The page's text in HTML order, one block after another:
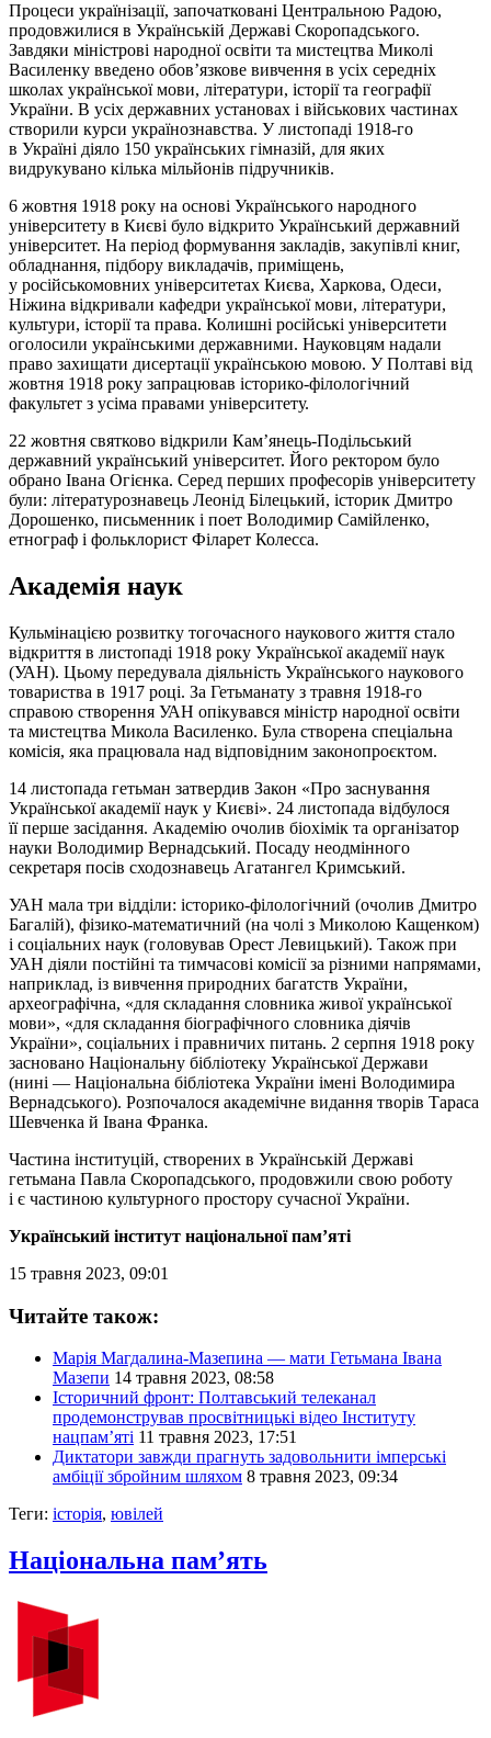
Процеси українізації, започатковані Центральною Радою,
продовжилися в Українській Державі Скоропадського.
Завдяки міністрові народної освіти та мистецтва Миколі
Василенку введено обов’язкове вивчення в усіх середніх
школах української мови, літератури, історії та географії
України. В усіх державних установах і військових частинах
створили курси українознавства. У листопаді 1918-го
в Україні діяло 150 українських гімназій, для яких
видрукувано кілька мільйонів підручників.
6 жовтня 1918 року на основі Українського народного
університету в Києві було відкрито Український державний
університет. На період формування закладів, закупівлі книг,
обладнання, підбору викладачів, приміщень,
у російськомовних університетах Києва, Харкова, Одеси,
Ніжина відкривали кафедри української мови, літератури,
культури, історії та права. Колишні російські університети
оголосили українськими державними. Науковцям надали
право захищати дисертації українською мовою. У Полтаві від
жовтня 1918 року запрацював історико-філологічний
факультет з усіма правами університету.
22 жовтня святково відкрили Кам’янець-Подільський
державний український університет. Його ректором було
обрано Івана Огієнка. Серед перших професорів університету
були: літературознавець Леонід Білецький, історик Дмитро
Дорошенко, письменник і поет Володимир Самійленко,
етнограф і фольклорист Філарет Колесса.
Академія наук
Кульмінацією розвитку тогочасного наукового життя стало
відкриття в листопаді 1918 року Української академії наук
(УАН). Цьому передувала діяльність Українського наукового
товариства в 1917 році. За Гетьманату з травня 1918-го
справою створення УАН опікувався міністр народної освіти
та мистецтва Микола Василенко. Була створена спеціальна
комісія, яка працювала над відповідним законопроєктом.
14 листопада гетьман затвердив Закон «Про заснування
Української академії наук у Києві». 24 листопада відбулося
її перше засідання. Академію очолив біохімік та організатор
науки Володимир Вернадський. Посаду неодмінного
секретаря посів сходознавець Агатангел Кримський.
УАН мала три відділи: історико-філологічний (очолив Дмитро
Багалій), фізико-математичний (на чолі з Миколою Кащенком)
і соціальних наук (головував Орест Левицький). Також при
УАН діяли постійні та тимчасові комісії за різними напрямами,
наприклад, із вивчення природних багатств України,
археографічна, «для складання словника живої української
мови», «для складання біографічного словника діячів
України», соціальних і правничих питань. 2 серпня 1918 року
засновано Національну бібліотеку Української Держави
(нині — Національна бібліотека України імені Володимира
Вернадського). Розпочалося академічне видання творів Тараса
Шевченка й Івана Франка.
Частина інституцій, створених в Українській Державі
гетьмана Павла Скоропадського, продовжили свою роботу
і є частиною культурного простору сучасної України.
Український інститут національної пам’яті
15 травня 2023, 09:01
Читайте також:
Марія Магдалина-Мазепина — мати Гетьмана Івана
Мазепи 14 травня 2023, 08:58
Історичний фронт: Полтавський телеканал
продемонстрував просвітницькі відео Інституту
нацпам’яті 11 травня 2023, 17:51
Диктатори завжди прагнуть задовольнити імперські
амбіції збройним шляхом 8 травня 2023, 09:34
Теги: історія, ювілей
Національна пам’ять